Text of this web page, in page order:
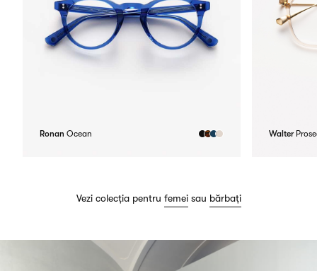
Ronan Ocean Walter
Vezi colecția pentru femei sau bărbați